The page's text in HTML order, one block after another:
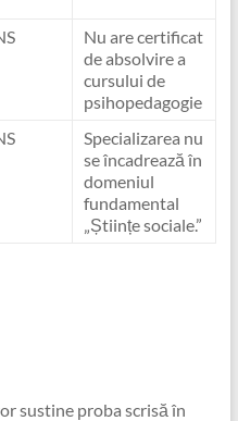
Nu are certificat
de absolvire a
cursului de
psihopedagogie
Specializarea nu
se încadrează în
domeniul
fundamental
„Științe sociale.”
sustine proba scrisă în